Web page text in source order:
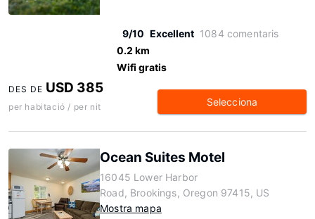
9/10 Excellent 1084 comentaris
0.2 km
Wifi gratis
DES DE USD 385
per habitació / per nit Selecciona
Ocean Suites Motel
16045 Lower Harbor
Road, Brookings, Oregon 97415, US
Mostra mapa